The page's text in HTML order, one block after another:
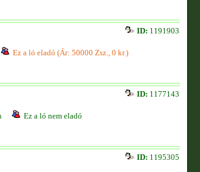
ID: 1191903
Ez a ló eladó (Ár: 50000 Zsz., 0 kr.)
ID: 1177143
Ez a ló nem eladó
ID: 1195305